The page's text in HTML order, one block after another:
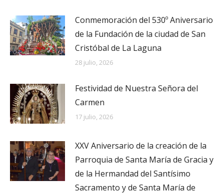
Conmemoración del 530º Aniversario
de la Fundación de la ciudad de San
Cristóbal de La Laguna
28 julio, 2026
Festividad de Nuestra Señora del
Carmen
17 julio, 2026
XXV Aniversario de la creación de la
Parroquia de Santa María de Gracia y
de la Hermandad del Santísimo
Sacramento y de Santa María de